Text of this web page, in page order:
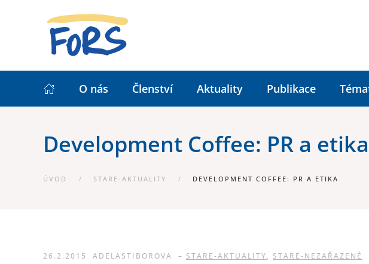
O nás Členství Aktuality Publikace
Development Coffee: PR a etika
ÚVOD STARE-AKTUALITY DEVELOPMENT COFFEE: PR A ETIKA
26.2.2015 ADELASTIBOROVA – STARE-AKTUALITY, STARE-NEZAŘAZENÉ